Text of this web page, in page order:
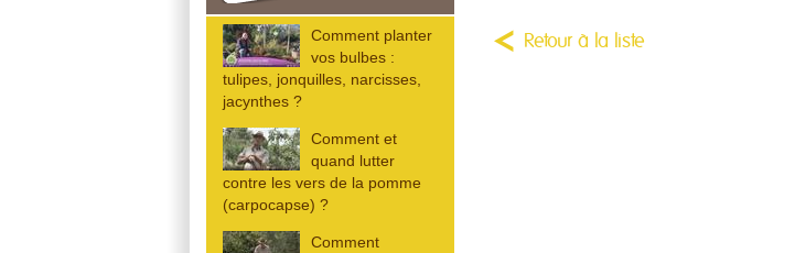
Comment planter
vos bulbes :
tulipes, jonquilles, narcisses,
jacynthes ?
Comment et
quand lutter
contre les vers de la pomme
(carpocapse) ?
Comment
Retour à la liste